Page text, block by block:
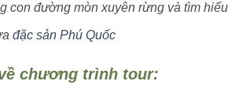
con đường mòn xuyên rừng và tìm
đặc sản Phú Quốc
chương trình tour: